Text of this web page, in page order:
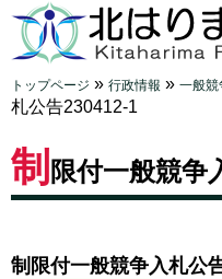
トップページ » 行政情報 » 一般競
札公告230412-1
制 限付一般競争
制限付一般競争入札公